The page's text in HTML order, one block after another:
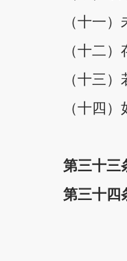
（十一
（十二
（十三
（十四
第三十三
第三十 四